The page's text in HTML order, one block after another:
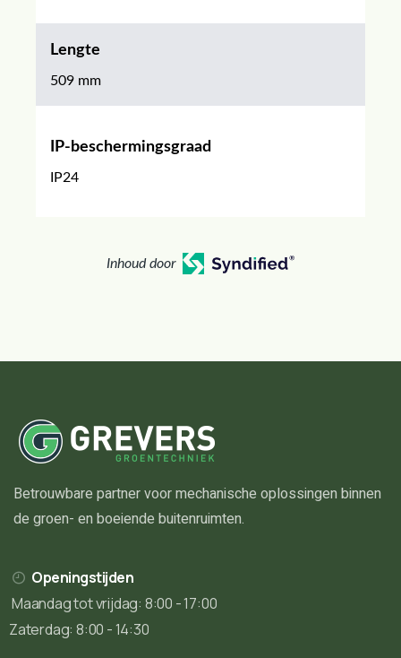
Lengte
509 mm
IP-beschermingsgraad
IP24
Inhoud door
Betrouwbare partner voor mechanische oplossingen binnen
de groen- en boeiende buitenruimten.
Openingstijden
Maandag tot vrijdag: 8:00 - 17:00
Zaterdag: 8:00 - 14:30